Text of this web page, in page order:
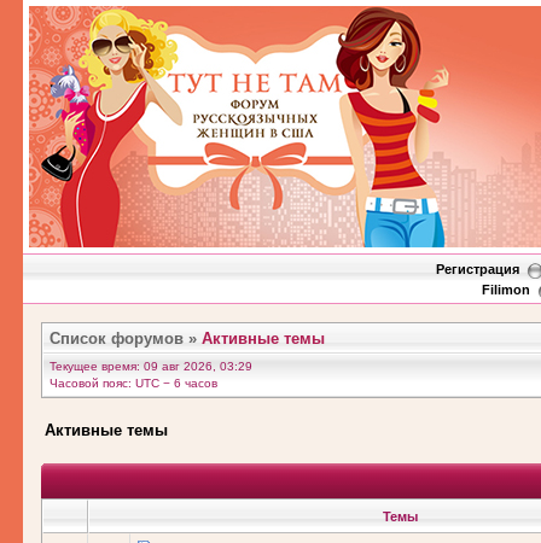
Регистрация
Filimon
Список форумов » Активные темы
Текущее время: 09 авг 2026, 03:29
Часовой пояс: UTC − 6 часов
Активные темы
Темы